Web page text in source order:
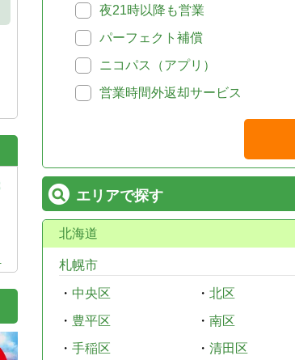
夜21時以降も営業
パーフェクト補償
ニコパス（アプリ）
営業時間外返却サービス
エリアで探す
北海道
札幌市
・ 中央区 ・ 北区
・ 豊平区 ・ 南区
・ 手稲区 ・ 清田区